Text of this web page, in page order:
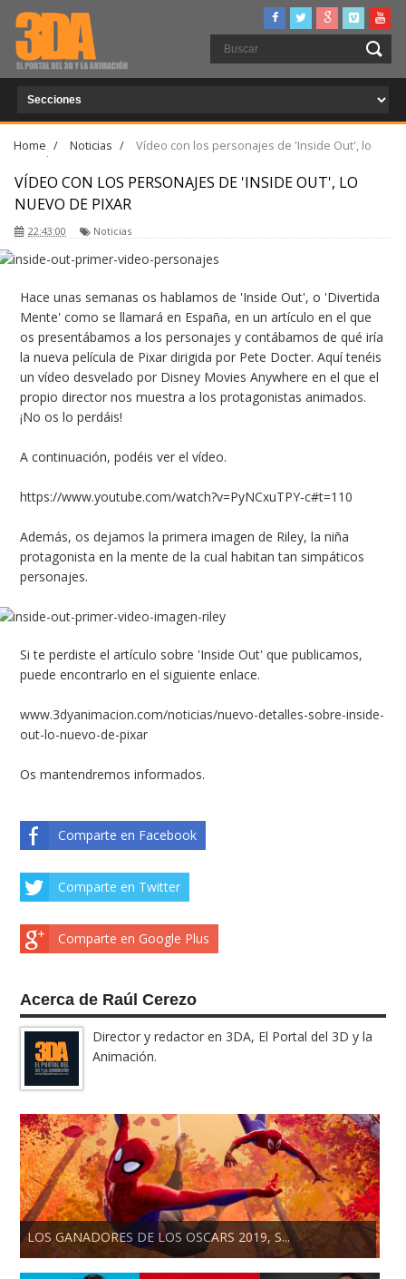
Home / Noticias /
Vídeo con los personajes de 'Inside Out', lo
nuevo de Pixar
VÍDEO CON LOS PERSONAJES DE 'INSIDE OUT', LO
NUEVO DE PIXAR
22:43:00 Noticias
Hace unas semanas os hablamos de 'Inside Out', o 'Divertida
Mente' como se llamará en España, en un artículo en el que
os presentábamos a los personajes y contábamos de qué iría
la nueva película de Pixar dirigida por Pete Docter. Aquí tenéis
un vídeo desvelado por Disney Movies Anywhere en el que el
propio director nos muestra a los protagonistas animados.
¡No os lo perdáis!
A continuación, podéis ver el vídeo.
https://www.youtube.com/watch?v=PyNCxuTPY-c#t=110
Además, os dejamos la primera imagen de Riley, la niña
protagonista en la mente de la cual habitan tan simpáticos
personajes.
Si te perdiste el artículo sobre 'Inside Out' que publicamos,
puede encontrarlo en el siguiente enlace.
www.3dyanimacion.com/noticias/nuevo-detalles-sobre-inside-
out-lo-nuevo-de-pixar
Os mantendremos informados.
Comparte en Facebook
Comparte en Twitter
Comparte en Google Plus
Acerca de Raúl Cerezo
Director y redactor en 3DA, El Portal del 3D y la
Animación.
LOS GANADORES DE LOS OSCARS 2019, S...